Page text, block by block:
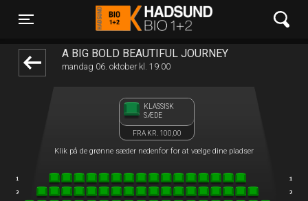
Toggle navigation
Hadsund Bio 1+2
A BIG BOLD BEAUTIFUL JOURNEY
mandag 06. oktober kl. 19:00
KLASSISK
SÆDE
FRA KR. 100,00
Klik på de grønne sæder nedenfor for at vælge dine pladser
front03-cc 063902